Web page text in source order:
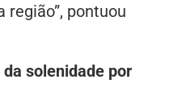
pontuou
solenidade por